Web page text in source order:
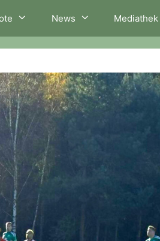
News Mediathek